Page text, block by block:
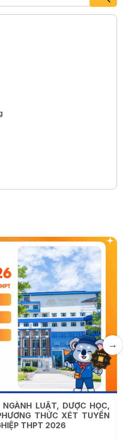
LUẬT, DƯỢC HỌC,
THỨC XÉT TUYỂN
2026
2K8